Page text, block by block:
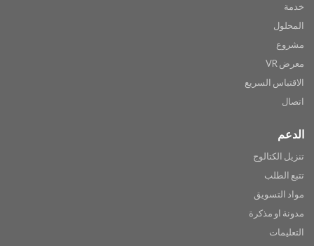
خدمة
المحلول
مشروع
معرض VR
الاقتباس السريع
اتصال
الدعم
تنزيل الكتالوج
تتبع الطلب
مواد التسويق
مدونة او مذكرة
التعليمات